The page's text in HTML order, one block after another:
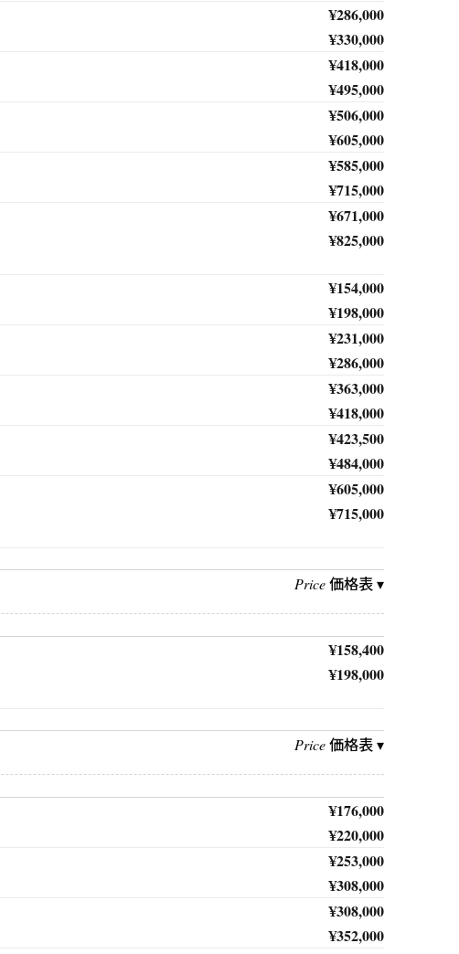
¥286,000
¥330,000
¥418,000
¥495,000
¥506,000
¥605,000
¥585,000
¥715,000
¥671,000
¥825,000
¥154,000
¥198,000
¥231,000
¥286,000
¥363,000
¥418,000
¥423,500
¥484,000
¥605,000
¥715,000
Price価格表 ▾
¥158,400
¥198,000
Price価格表 ▾
¥176,000
¥220,000
¥253,000
¥308,000
¥308,000
¥352,000